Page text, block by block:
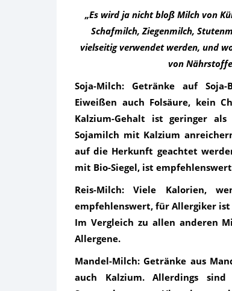
„Es wird ja nicht bloß Milch von
Schafmilch, Ziegenmilch,
vielseitig verwendet werden, und
von
Soja-Milch: Getränke auf
Eiweißen auch Folsäure, kein
Kalzium-Gehalt ist geringer
Sojamilch mit Kalzium
auf die Herkunft geachtet
mit Bio-Siegel, ist
Reis-Milch: Viele Kalorien,
empfehlenswert, für Allergiker
Im Vergleich zu allen anderen
Allergene.
Mandel-Milch: Getränke aus
auch Kalzium. Allerdings